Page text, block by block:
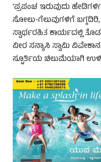
‘ಪ್ರಪಂಚ ಇರುವುದು
ಸೋಲು-ಗೆಲುವುಗಳಿಗೆ ಬಗ್ಗದಿರಿ,
ಸ್ವಾರ್ಥರಹಿತ ಕಾರ್ಯದಲ್ಲಿ
ವೀರ ಸನ್ಯಾಸಿ ಸ್ವಾಮಿ
ಸ್ಫೂರ್ತಿಯ ಚಿಲುಮೆಯಾಗಿ